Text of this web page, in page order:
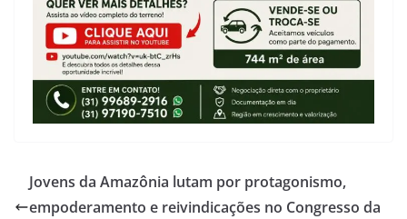
Jovens da Amazônia lutam por protagonismo,
empoderamento e reivindicações no Congresso da